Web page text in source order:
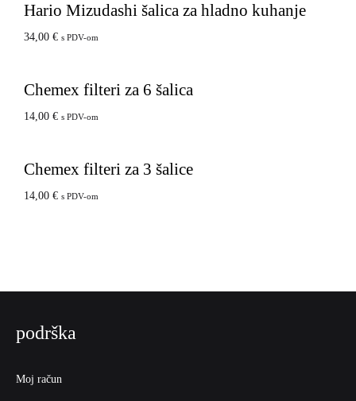
Hario Mizudashi šalica za hladno kuhanje
34,00 € s PDV-om
Chemex filteri za 6 šalica
14,00 € s PDV-om
Chemex filteri za 3 šalice
14,00 € s PDV-om
podrška
Moj račun